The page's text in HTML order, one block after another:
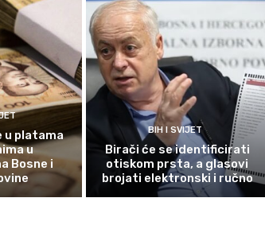
u platama
u
Bosne i
BIH I SVIJET
Birači će se identificirati
otiskom prsta, a glasovi
brojati elektronski i ručno